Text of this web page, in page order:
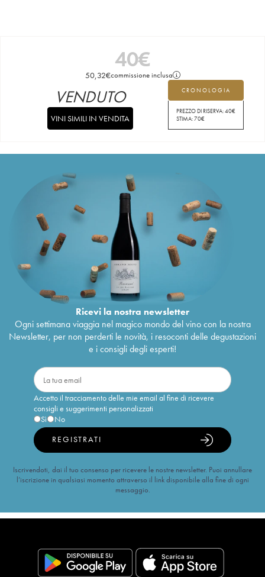
40€
50,32€commissione inclusa
CRONOLOGIA
PREZZO DI RISERVA:40€
STIMA:70€
VENDUTO
VINI SIMILI IN VENDITA
Ricevi la nostra newsletter
Ogni settimana viaggia nel magico mondo del vino con la nostra
Newsletter, per non perderti le novità, i resoconti delle degustazioni
e i consigli degli esperti!
Accetto il tracciamento delle mie email al fine di ricevere
consigli e suggerimenti personalizzati
Sì
No
REGISTRATI
Iscrivendoti, dai il tuo consenso per ricevere le nostre newsletter. Puoi annullare
l’iscrizione in qualsiasi momento attraverso il link disponibile alla fine di ogni
messaggio.